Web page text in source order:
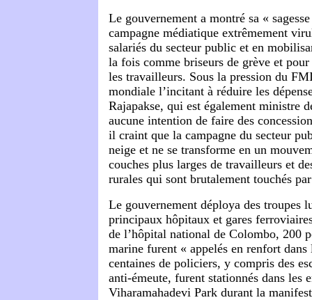
Le gouvernement a montré sa «
campagne médiatique extrêmement
salariés du secteur public et en
la fois comme briseurs de grève et
les travailleurs. Sous la pression du
mondiale l’incitant à réduire les
Rajapakse, qui est également ministre
aucune intention de faire des
il craint que la campagne du secteur
neige et ne se transforme en un
couches plus larges de travailleurs et
rurales qui sont brutalement touchés
Le gouvernement déploya des troupes
principaux hôpitaux et gares
de l’hôpital national de Colombo, 200
marine furent « appelés en renfort
centaines de policiers, y compris des
anti-émeute, furent stationnés dans les
Viharamahadevi Park durant la